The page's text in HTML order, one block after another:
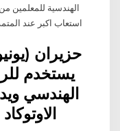
الهندسية للمعلمين
استعاب اكبر عند
الهندسي